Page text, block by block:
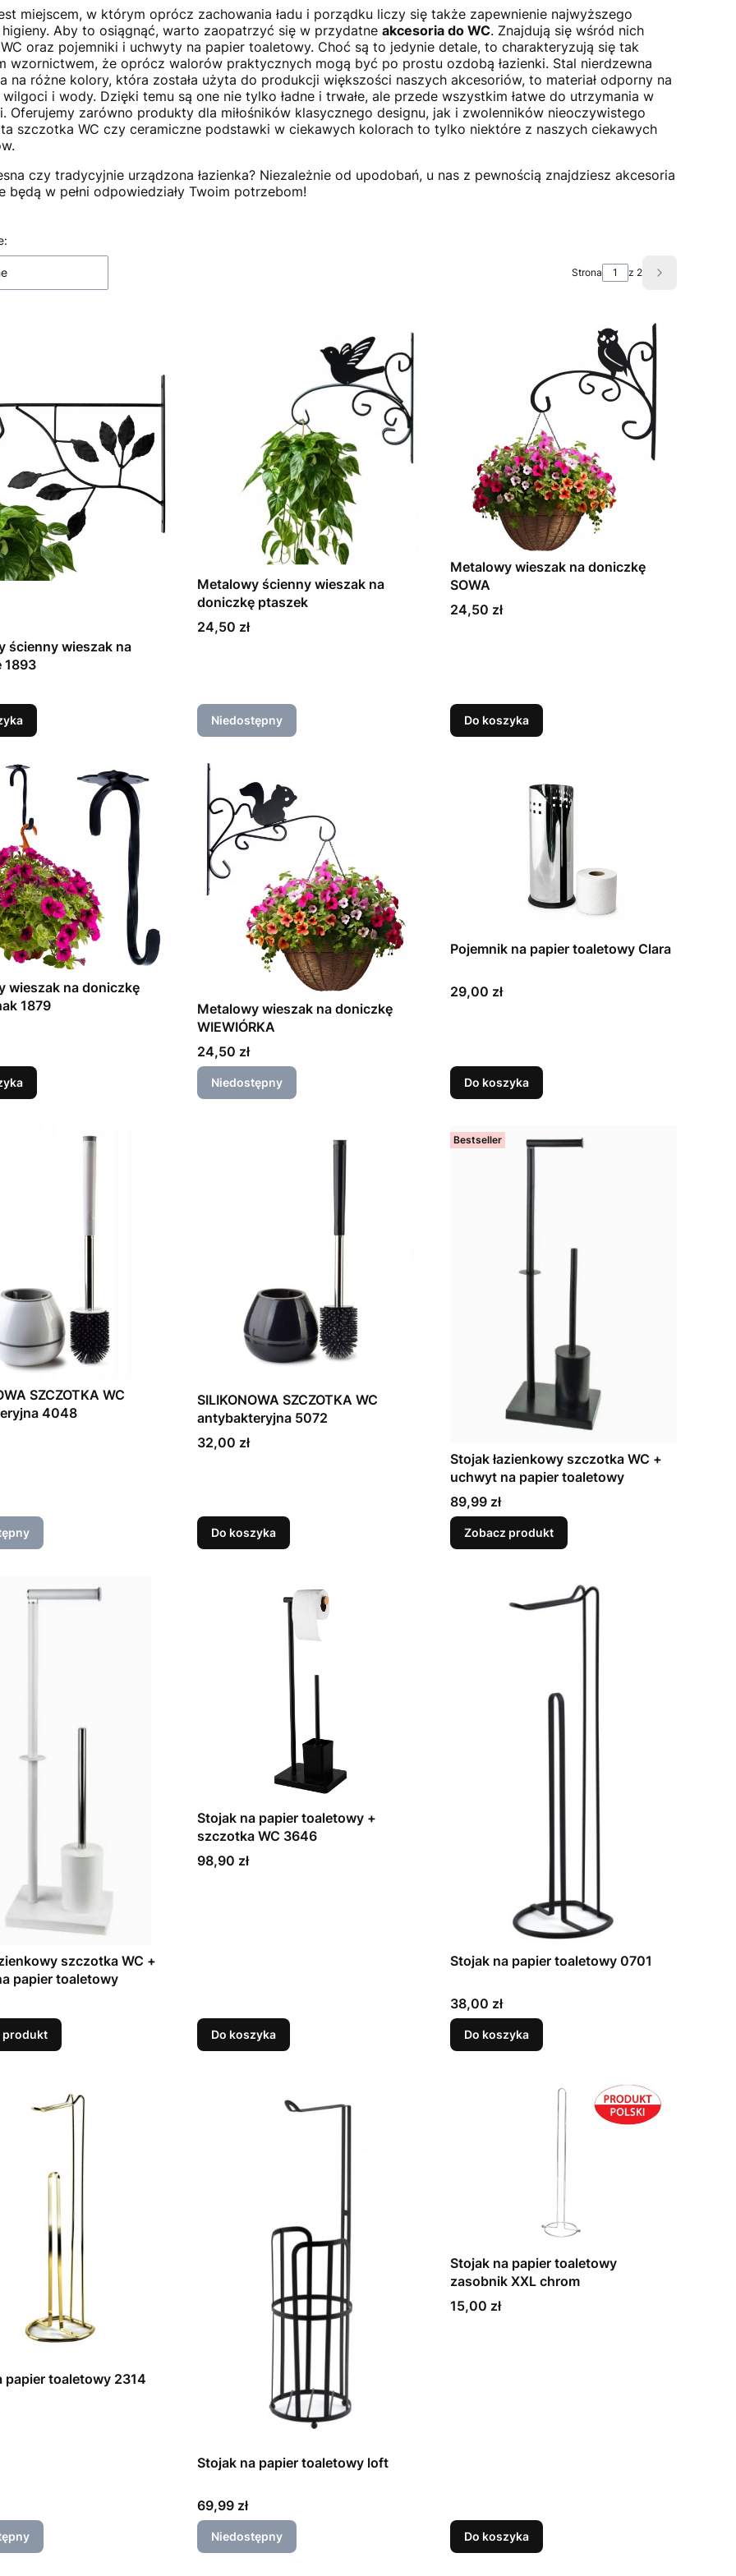
miejscem, w którym oprócz zachowania ładu i porządku liczy się także zapewnienie najwyższego
Aby to osiągnąć, warto zaopatrzyć się w przydatne akcesoria do WC. Znajdują się wśród nich
oraz pojemniki i uchwyty na papier toaletowy. Choć są to jedynie detale, to charakteryzują się tak
wzornictwem, że oprócz walorów praktycznych mogą być po prostu ozdobą łazienki. Stal nierdzewna
na różne kolory, która została użyta do produkcji większości naszych akcesoriów, to materiał odporny na
wilgoci i wody. Dzięki temu są one nie tylko ładne i trwałe, ale przede wszystkim łatwe do utrzymania w
Oferujemy zarówno produkty dla miłośników klasycznego designu, jak i zwolenników nieoczywistego
szczotka WC czy ceramiczne podstawki w ciekawych kolorach to tylko niektóre z naszych ciekawych
czy tradycyjnie urządzona łazienka? Niezależnie od upodobań, u nas z pewnością znajdziesz akcesoria
będą w pełni odpowiedziały Twoim potrzebom!
Strona z 2 Następne
ścienny wieszak na
doniczkę 1893
Metalowy ścienny wieszak na
doniczkę ptaszek
Cena
24,50 zł
Niedostępny
Metalowy wieszak na doniczkę
SOWA
Cena
24,50 zł
Do koszyka
wieszak na doniczkę
1879
Metalowy wieszak na doniczkę
WIEWIÓRKA
Cena
24,50 zł
Niedostępny
Pojemnik na papier toaletowy Clara
Cena
29,00 zł
Do koszyka
SZCZOTKA WC
4048
SILIKONOWA SZCZOTKA WC
antybakteryjna 5072
Cena
32,00 zł
Do koszyka
Bestseller
Stojak łazienkowy szczotka WC +
uchwyt na papier toaletowy
Cena
89,99 zł
Zobacz produkt
szczotka WC +
papier toaletowy
produkt
Stojak na papier toaletowy +
szczotka WC 3646
Cena
98,90 zł
Do koszyka
Stojak na papier toaletowy 0701
Cena
38,00 zł
Do koszyka
papier toaletowy 2314
Stojak na papier toaletowy loft
Cena
69,99 zł
Niedostępny
Stojak na papier toaletowy
zasobnik XXL chrom
Cena
15,00 zł
Do koszyka